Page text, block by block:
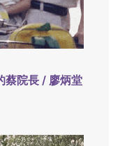
蔡院長 / 廖炳堂